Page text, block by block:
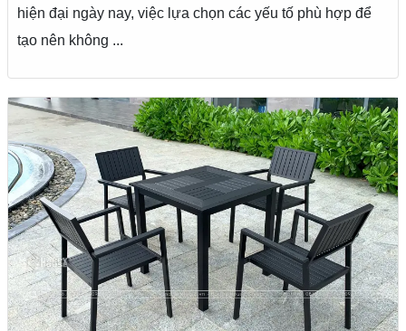
hiện đại ngày nay, việc lựa chọn các yếu tố phù hợp để
tạo nên không ...